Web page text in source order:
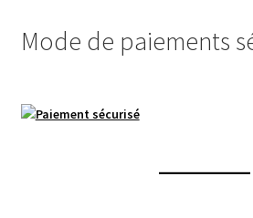
Mode de paiements